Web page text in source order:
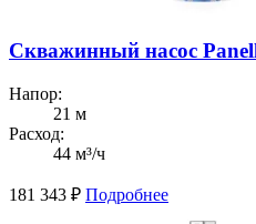
Скважинный насос
Напор:
21 м
Расход:
44 м³/ч
181 343 ₽ Подробнее